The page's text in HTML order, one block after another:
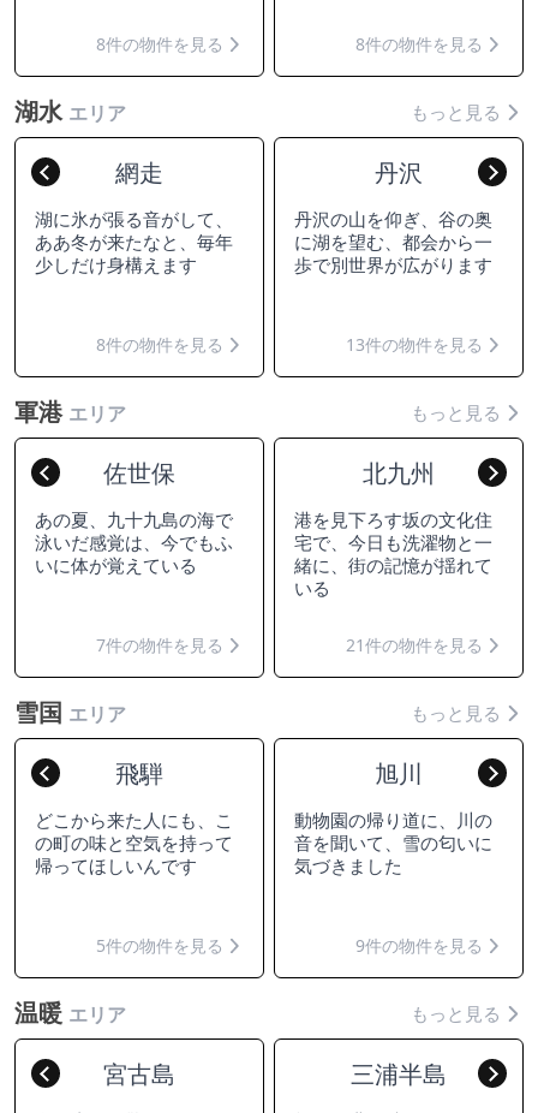
8件の物件を見る 8件の物件を見る
湖水 エリア もっと見る
Previous網走
湖に氷が張る音がして、
ああ冬が来たなと、毎年
少しだけ身構えます
8件の物件を見る
丹沢
丹沢の山を仰ぎ、谷の奥
に湖を望む、都会から一
歩で別世界が広がります
13件の物件を見る
軍港 エリア もっと見る
Previous佐世保
あの夏、九十九島の海で
泳いだ感覚は、今でもふ
いに体が覚えている
7件の物件を見る
北九州
港を見下ろす坂の文化住
宅で、今日も洗濯物と一
緒に、街の記憶が揺れて
いる
21件の物件を見る
雪国 エリア もっと見る
Previous飛騨
どこから来た人にも、こ
の町の味と空気を持って
帰ってほしいんです
5件の物件を見る
旭川
動物園の帰り道に、川の
音を聞いて、雪の匂いに
気づきました
9件の物件を見る
温暖 エリア もっと見る
Previous宮古島 三浦半島